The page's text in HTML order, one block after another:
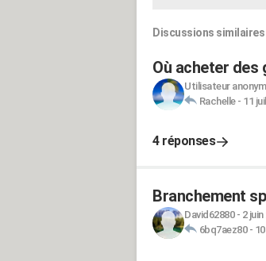
Discussions similaires
Où acheter des
Utilisateur
Rachelle- 11
4 réponses
Branchement
David62880- 2
6bq7aez80-